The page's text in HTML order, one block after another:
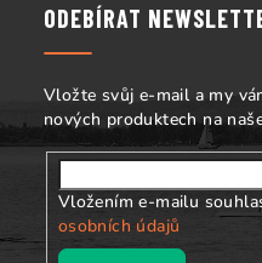
ODEBÍRAT
Vložte svůj e-mail a my
nových produktech na
Vložením e-mailu
osobních údajů